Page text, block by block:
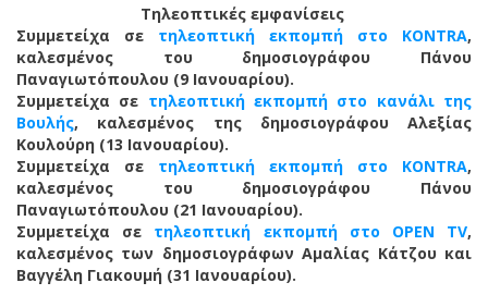
Τηλεοπτικές εμφανίσεις
Συμμετείχα σε τηλεοπτική εκπομπή στο KONTRA,
καλεσμένος του δημοσιογράφου Πάνου
Παναγιωτόπουλου (9 Ιανουαρίου).
Συμμετείχα σε τηλεοπτική εκπομπή στο κανάλι της
Βουλής, καλεσμένος της δημοσιογράφου Αλεξίας
Κουλούρη (13 Ιανουαρίου).
Συμμετείχα σε τηλεοπτική εκπομπή στο KONTRA,
καλεσμένος του δημοσιογράφου Πάνου
Παναγιωτόπουλου (21 Ιανουαρίου).
Συμμετείχα σε τηλεοπτική εκπομπήστο OPEN TV,
καλεσμένος των δημοσιογράφων Αμαλίας Κάτζου και
Βαγγέλη Γιακουμή (31 Ιανουαρίου).